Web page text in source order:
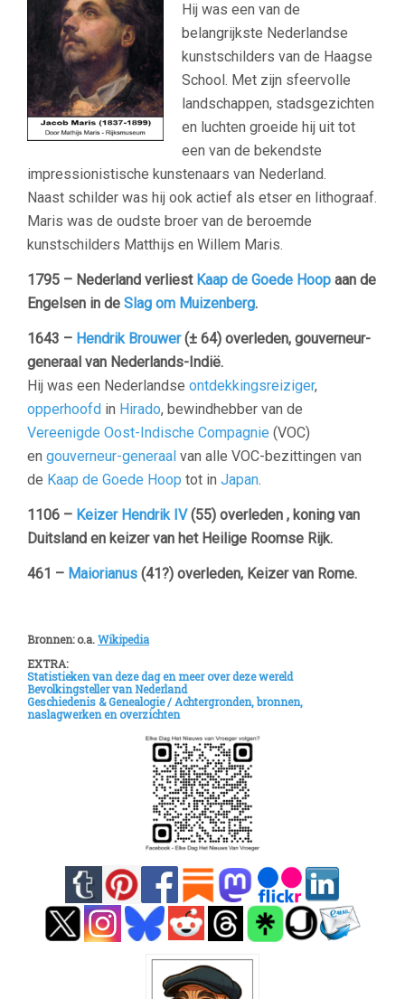
Hij was een van de
belangrijkste Nederlandse
kunstschilders van de Haagse
School. Met zijn sfeervolle
landschappen, stadsgezichten
en luchten groeide hij uit tot
een van de bekendste
impressionistische kunstenaars van Nederland.
Naast schilder was hij ook actief als etser en lithograaf.
Maris was de oudste broer van de beroemde
kunstschilders Matthijs en Willem Maris.
1795 – Nederland verliest Kaap de Goede Hoop aan de
Engelsen in de Slag om Muizenberg.
1643 – Hendrik Brouwer(± 64) overleden, gouverneur-
generaal van Nederlands-Indië.
Hij was een Nederlandse ontdekkingsreiziger,
opperhoofd in Hirado, bewindhebber van de
Vereenigde Oost-Indische Compagnie (VOC)
en gouverneur-generaal van alle VOC-bezittingen van
de Kaap de Goede Hoop tot in Japan.
1106 – Keizer Hendrik IV(55) overleden , koning van
Duitsland en keizer van het Heilige Roomse Rijk.
461 – Maiorianus (41?) overleden, Keizer van Rome.
Bronnen: o.a.Wikipedia
EXTRA:
Statistieken van deze dag en meer over deze wereld
Bevolkingsteller van Nederland
Geschiedenis & Genealogie /Achtergronden, bronnen,
naslagwerken en overzichten